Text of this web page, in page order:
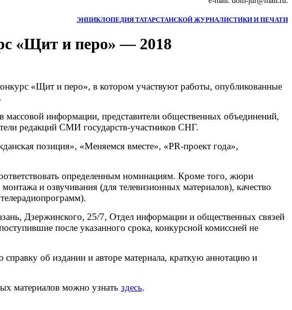
ЭНЦИКЛОПЕДИЯ ТАТАРСТАНСКОЙ ЖУРНАЛИСТИКИ И ПЕЧАТИ
«Щит и перо» — 2018
«Щит и перо», в котором участвуют работы, опубликованные
информации, представители общественных объединений,
редакций СМИ государств-участников СНГ.
позиция», «Меняемся вместе», «PR-проект года»,
определенным номинациям. Кроме того, жюри
и озвучивания (для телевизионных материалов), качество
Дзержинского, 25/7, Отдел информации и общественных связей
после указанного срока, конкурсной комиссией не
об издании и авторе материала, краткую аннотацию и
материалов можно узнать здесь.